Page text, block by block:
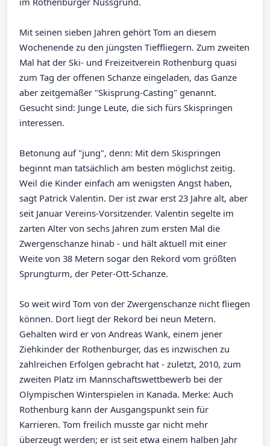
Mit seinen sieben Jahren gehört Tom an diesem
Wochenende zu den jüngsten Tieffliegern. Zum zweiten
Mal hat der Ski- und Freizeitverein Rothenburg quasi
zum Tag der offenen Schanze eingeladen, das Ganze
aber zeitgemäßer "Skisprung-Casting" genannt.
Gesucht sind: Junge Leute, die sich fürs Skispringen
interessen.
Betonung auf "jung", denn: Mit dem Skispringen
beginnt man tatsächlich am besten möglichst zeitig.
Weil die Kinder einfach am wenigsten Angst haben,
sagt Patrick Valentin. Der ist zwar erst 23 Jahre alt, aber
seit Januar Vereins-Vorsitzender. Valentin segelte im
zarten Alter von sechs Jahren zum ersten Mal die
Zwergenschanze hinab - und hält aktuell mit einer
Weite von 38 Metern sogar den Rekord vom größten
Sprungturm, der Peter-Ott-Schanze.
So weit wird Tom von der Zwergenschanze nicht fliegen
können. Dort liegt der Rekord bei neun Metern.
Gehalten wird er von Andreas Wank, einem jener
Ziehkinder der Rothenburger, das es inzwischen zu
zahlreichen Erfolgen gebracht hat - zuletzt, 2010, zum
zweiten Platz im Mannschaftswettbewerb bei der
Olympischen Winterspielen in Kanada. Merke: Auch
Rothenburg kann der Ausgangspunkt sein für
Karrieren. Tom freilich musste gar nicht mehr
überzeugt werden; er ist seit etwa einem halben Jahr